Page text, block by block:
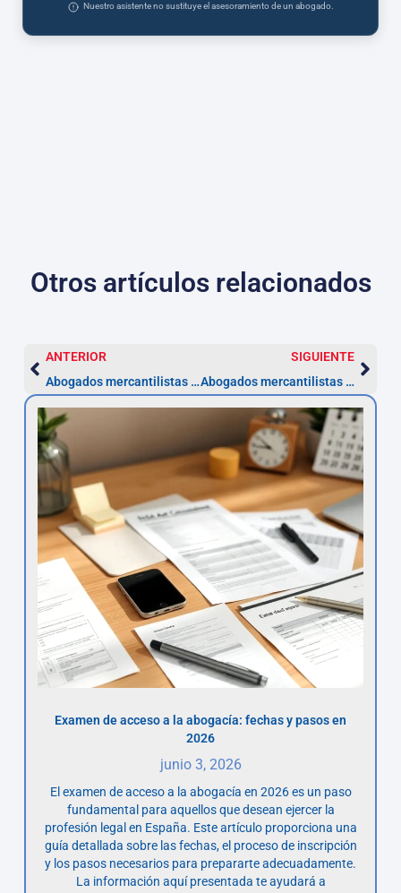
Nuestro asistente no sustituye el asesoramiento de un abogado.
Otros artículos relacionados
ANTERIOR
Abogados mercantilistas A Coruña: plazos y tarifas 2026
SIGUIENTE
Abogados mercantilistas en Ourense — evita plazos de 20 días
Examen de acceso a la abogacía: fechas y pasos en
2026
junio 3, 2026
El examen de acceso a la abogacía en 2026 es un paso
fundamental para aquellos que desean ejercer la
profesión legal en España. Este artículo proporciona una
guía detallada sobre las fechas, el proceso de inscripción
y los pasos necesarios para prepararte adecuadamente.
La información aquí presentada te ayudará a